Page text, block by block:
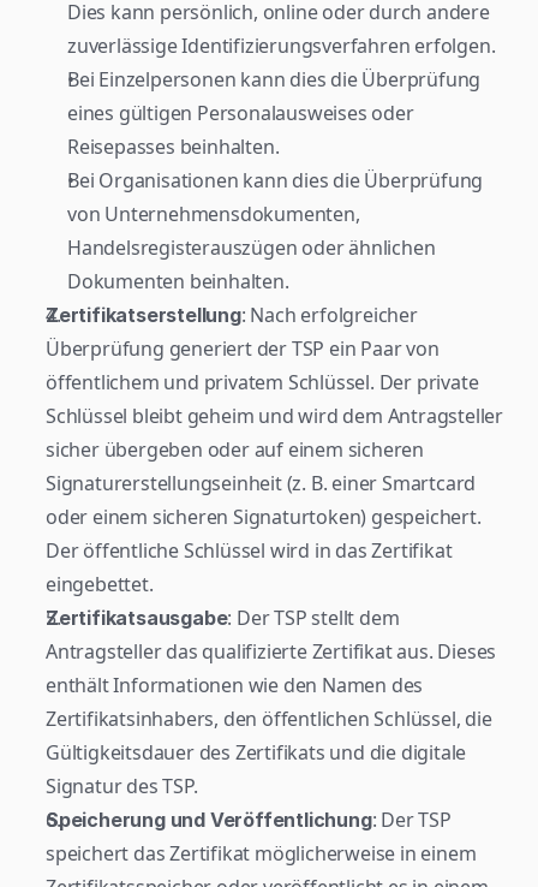
Dies kann persönlich, online oder durch andere
zuverlässige Identifizierungsverfahren erfolgen.
Bei Einzelpersonen kann dies die Überprüfung
eines gültigen Personalausweises oder
Reisepasses beinhalten.
Bei Organisationen kann dies die Überprüfung
von Unternehmensdokumenten,
Handelsregisterauszügen oder ähnlichen
Dokumenten beinhalten.
Zertifikatserstellung: Nach erfolgreicher
Überprüfung generiert der TSP ein Paar von
öffentlichem und privatem Schlüssel. Der private
Schlüssel bleibt geheim und wird dem Antragsteller
sicher übergeben oder auf einem sicheren
Signaturerstellungseinheit (z. B. einer Smartcard
oder einem sicheren Signaturtoken) gespeichert.
Der öffentliche Schlüssel wird in das Zertifikat
eingebettet.
Zertifikatsausgabe: Der TSP stellt dem
Antragsteller das qualifizierte Zertifikat aus. Dieses
enthält Informationen wie den Namen des
Zertifikatsinhabers, den öffentlichen Schlüssel, die
Gültigkeitsdauer des Zertifikats und die digitale
Signatur des TSP.
Speicherung und Veröffentlichung: Der TSP
speichert das Zertifikat möglicherweise in einem